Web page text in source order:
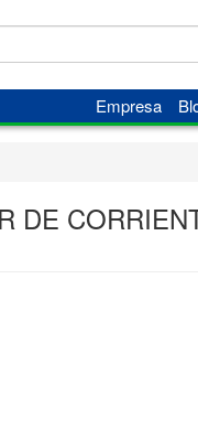
Empresa
DE